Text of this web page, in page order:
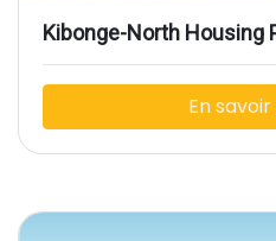
Kibonge-North Housing
En